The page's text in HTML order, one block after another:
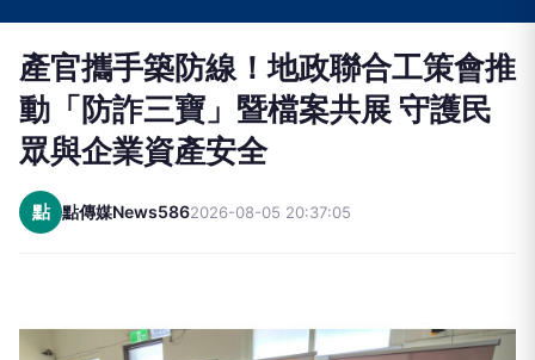
產官攜手築防線！地政聯合工策會推
動「防詐三寶」暨檔案共展 守護民
眾與企業資產安全
點 點傳媒News5862026-08-05 20:37:05